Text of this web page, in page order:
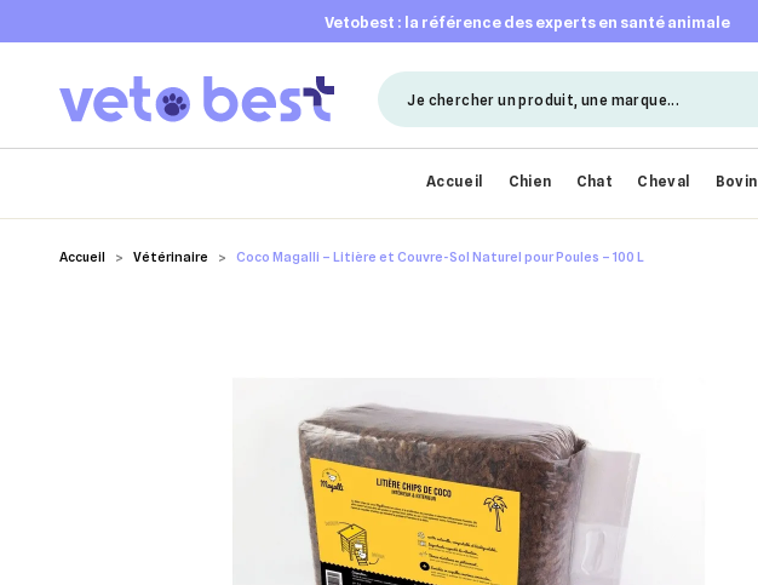
vetobest : la référence des experts en santé animale
Accueil Chien Chat Cheval Bovin
Accueil Vétérinaire Coco Magalli – Litière et Couvre-Sol Naturel pour Poules – 100 L